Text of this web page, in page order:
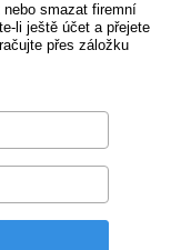
nebo smazat firemní
li ještě účet a přejete
přes záložku